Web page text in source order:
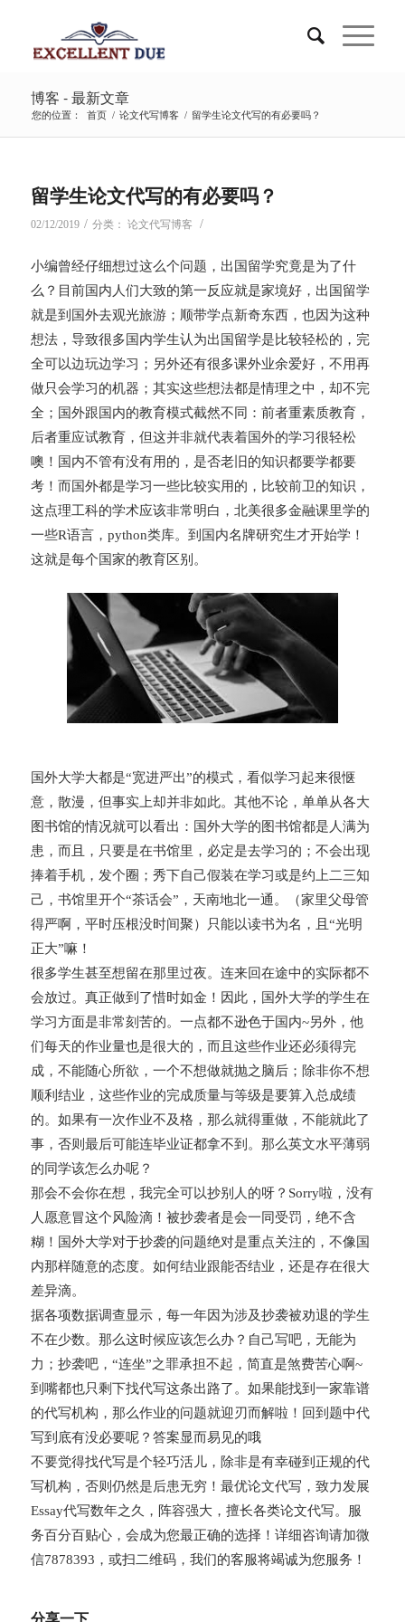
博客 - 最新文章
您的位置： 首页 / 论文代写博客 / 留学生论文代写的有必要吗？
留学生论文代写的有必要吗？
02/12/2019 / 分类： 论文代写博客 /
小编曾经仔细想过这么个问题，出国留学究竟是为了什
么？目前国内人们大致的第一反应就是家境好，出国留学
就是到国外去观光旅游；顺带学点新奇东西，也因为这种
想法，导致很多国内学生认为出国留学是比较轻松的，完
全可以边玩边学习；另外还有很多课外业余爱好，不用再
做只会学习的机器；其实这些想法都是情理之中，却不完
全；国外跟国内的教育模式截然不同：前者重素质教育，
后者重应试教育，但这并非就代表着国外的学习很轻松
噢！国内不管有没有用的，是否老旧的知识都要学都要
考！而国外都是学习一些比较实用的，比较前卫的知识，
这点理工科的学术应该非常明白，北美很多金融课里学的
一些R语言，python类库。到国内名牌研究生才开始学！
这就是每个国家的教育区别。
国外大学大都是“宽进严出”的模式，看似学习起来很惬
意，散漫，但事实上却并非如此。其他不论，单单从各大
图书馆的情况就可以看出：国外大学的图书馆都是人满为
患，而且，只要是在书馆里，必定是去学习的；不会出现
捧着手机，发个圈；秀下自己假装在学习或是约上二三知
己，书馆里开个“茶话会”，天南地北一通。（家里父母管
得严啊，平时压根没时间聚）只能以读书为名，且“光明
正大”嘛！
很多学生甚至想留在那里过夜。连来回在途中的实际都不
会放过。真正做到了惜时如金！因此，国外大学的学生在
学习方面是非常刻苦的。一点都不逊色于国内~另外，他
们每天的作业量也是很大的，而且这些作业还必须得完
成，不能随心所欲，一个不想做就抛之脑后；除非你不想
顺利结业，这些作业的完成质量与等级是要算入总成绩
的。如果有一次作业不及格，那么就得重做，不能就此了
事，否则最后可能连毕业证都拿不到。那么英文水平薄弱
的同学该怎么办呢？
那会不会你在想，我完全可以抄别人的呀？Sorry啦，没有
人愿意冒这个风险滴！被抄袭者是会一同受罚，绝不含
糊！国外大学对于抄袭的问题绝对是重点关注的，不像国
内那样随意的态度。如何结业跟能否结业，还是存在很大
差异滴。
据各项数据调查显示，每一年因为涉及抄袭被劝退的学生
不在少数。那么这时候应该怎么办？自己写吧，无能为
力；抄袭吧，“连坐”之罪承担不起，简直是煞费苦心啊~
到嘴都也只剩下找代写这条出路了。如果能找到一家靠谱
的代写机构，那么作业的问题就迎刃而解啦！回到题中代
写到底有没必要呢？答案显而易见的哦
不要觉得找代写是个轻巧活儿，除非是有幸碰到正规的代
写机构，否则仍然是后患无穷！最优论文代写，致力发展
Essay代写数年之久，阵容强大，擅长各类论文代写。服
务百分百贴心，会成为您最正确的选择！详细咨询请加微
信7878393，或扫二维码，我们的客服将竭诚为您服务！